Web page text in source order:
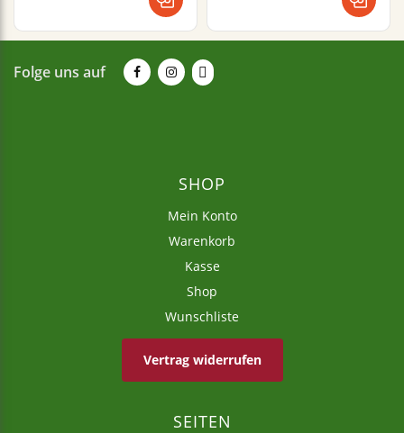
Folge uns auf
SHOP
Mein Konto
Warenkorb
Kasse
Shop
Wunschliste
Vertrag widerrufen
SEITEN